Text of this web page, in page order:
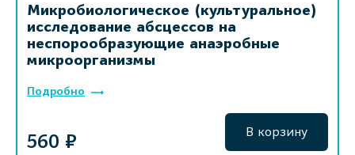
Микробиологическое (культуральное)
исследование абсцессов на
неспорообразующие анаэробные
микроорганизмы
Подробно
560 ₽ В корзину